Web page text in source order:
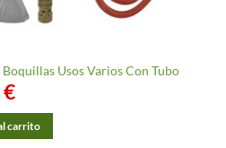
Boquillas Usos Varios Con Tubo
€
carrito